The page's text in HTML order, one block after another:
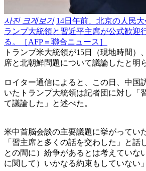
사진 크게보기 14日午前、北京の人民
ランプ大統領と習近平主席が公式歓迎
る。［AFP＝聯合ニュース］
トランプ米大統領が15日（現地時間）
席と北朝鮮問題について議論したと明
ロイター通信によると、この日、中国
いたトランプ大統領は記者団に対し「
て議論した」と述べた。
米中首脳会談の主要議題に挙がってい
「習主席と多くの話を交わした」と話
との間に）紛争があるとは考えていな
に関して）いかなる約束もしていない